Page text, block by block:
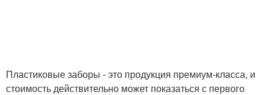
Пластиковые заборы - это продукция премиум-класса, и
стоимость действительно может показаться с первого